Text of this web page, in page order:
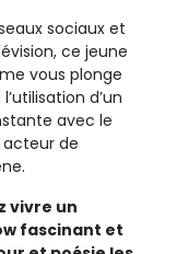
sociaux et
ce jeune
vous plonge
d’un
avec le
de
vivre un
fascinant et